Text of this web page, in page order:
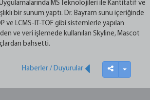
MS Teknolojileri ile Kantitatif ve
bir sunum yaptı. Dr. Bayram sunu içeriğinde
ve LCMS-IT-TOF gibi sistemlerle yapılan
ve veri işlemede kullanılan Skyline, Mascot
bahsetti.
Haberler / Duyurular